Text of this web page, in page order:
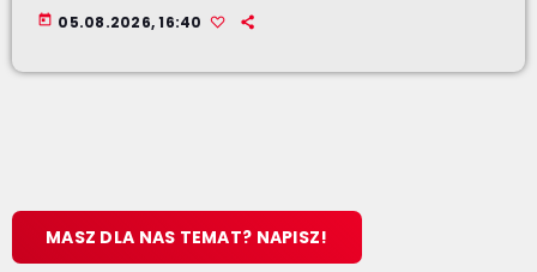
today 05.08.2026, 16:40
MASZ DLA NAS TEMAT? NAPISZ!